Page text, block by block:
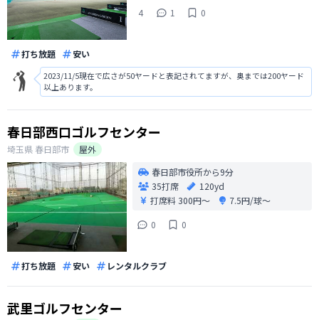
4
1 0
打ち放題 安い
2023/11/5現在で広さが50ヤードと表記されてますが、奥までは200ヤード
以上あります。
春日部西口ゴルフセンター
埼玉県 春日部市
屋外
春日部市役所から9分
35打席
120yd
打席料300円〜
7.5円/球〜
0
0
打ち放題 安い レンタルクラブ
武里ゴルフセンター